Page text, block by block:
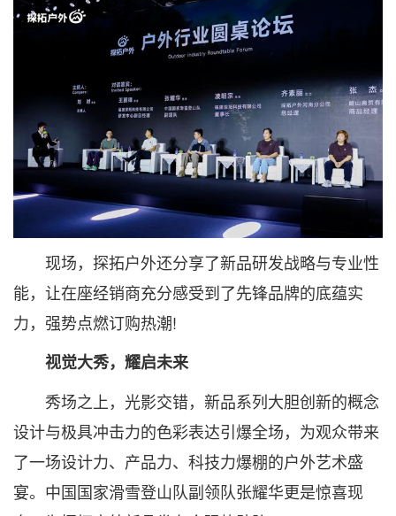
现场，探拓户外还分享了新品研发战略与专业性
能，让在座经销商充分感受到了先锋品牌的底蕴实
力，强势点燃订购热潮!
视觉大秀，耀启未来
秀场之上，光影交错，新品系列大胆创新的概念
设计与极具冲击力的色彩表达引爆全场，为观众带来
了一场设计力、产品力、科技力爆棚的户外艺术盛
宴。中国国家滑雪登山队副领队张耀华更是惊喜现